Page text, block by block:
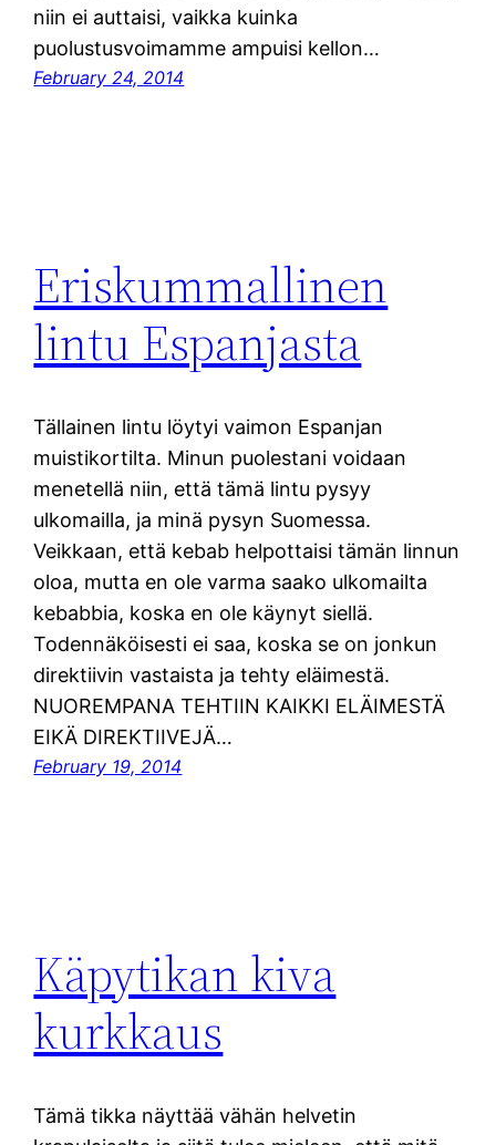
niin ei auttaisi, vaikka kuinka
puolustusvoimamme ampuisi kellon…
February 24, 2014
Eriskummallinen
lintu Espanjasta
Tällainen lintu löytyi vaimon Espanjan
muistikortilta. Minun puolestani voidaan
menetellä niin, että tämä lintu pysyy
ulkomailla, ja minä pysyn Suomessa.
Veikkaan, että kebab helpottaisi tämän linnun
oloa, mutta en ole varma saako ulkomailta
kebabbia, koska en ole käynyt siellä.
Todennäköisesti ei saa, koska se on jonkun
direktiivin vastaista ja tehty eläimestä.
NUOREMPANA TEHTIIN KAIKKI ELÄIMESTÄ
EIKÄ DIREKTIIVEJÄ…
February 19, 2014
Käpytikan kiva
kurkkaus
Tämä tikka näyttää vähän helvetin